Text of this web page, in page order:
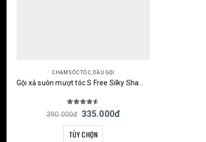
CHĂM SÓC TÓC, DẦU GỘI
Gội xả suôn mượt tóc S Free Silky Shampoo & Treatment Smooth 480ml Nhật
out of 5
390.000đ 335.000đ
TÙY CHỌN